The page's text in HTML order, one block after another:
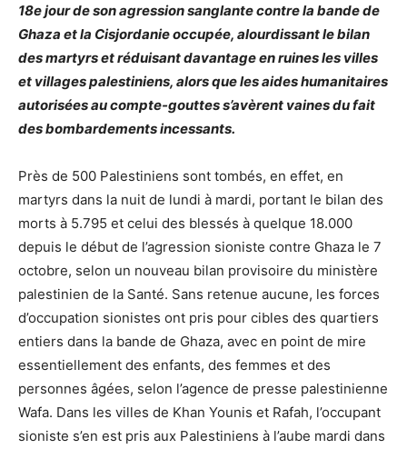
18e jour de son agression sanglante contre la bande de
Ghaza et la Cisjordanie occupée, alourdissant le bilan
des martyrs et réduisant davantage en ruines les villes
et villages palestiniens, alors que les aides humanitaires
autorisées au compte-gouttes s’avèrent vaines du fait
des bombardements incessants.
Près de 500 Palestiniens sont tombés, en effet, en
martyrs dans la nuit de lundi à mardi, portant le bilan des
morts à 5.795 et celui des blessés à quelque 18.000
depuis le début de l’agression sioniste contre Ghaza le 7
octobre, selon un nouveau bilan provisoire du ministère
palestinien de la Santé. Sans retenue aucune, les forces
d’occupation sionistes ont pris pour cibles des quartiers
entiers dans la bande de Ghaza, avec en point de mire
essentiellement des enfants, des femmes et des
personnes âgées, selon l’agence de presse palestinienne
Wafa. Dans les villes de Khan Younis et Rafah, l’occupant
sioniste s’en est pris aux Palestiniens à l’aube mardi dans